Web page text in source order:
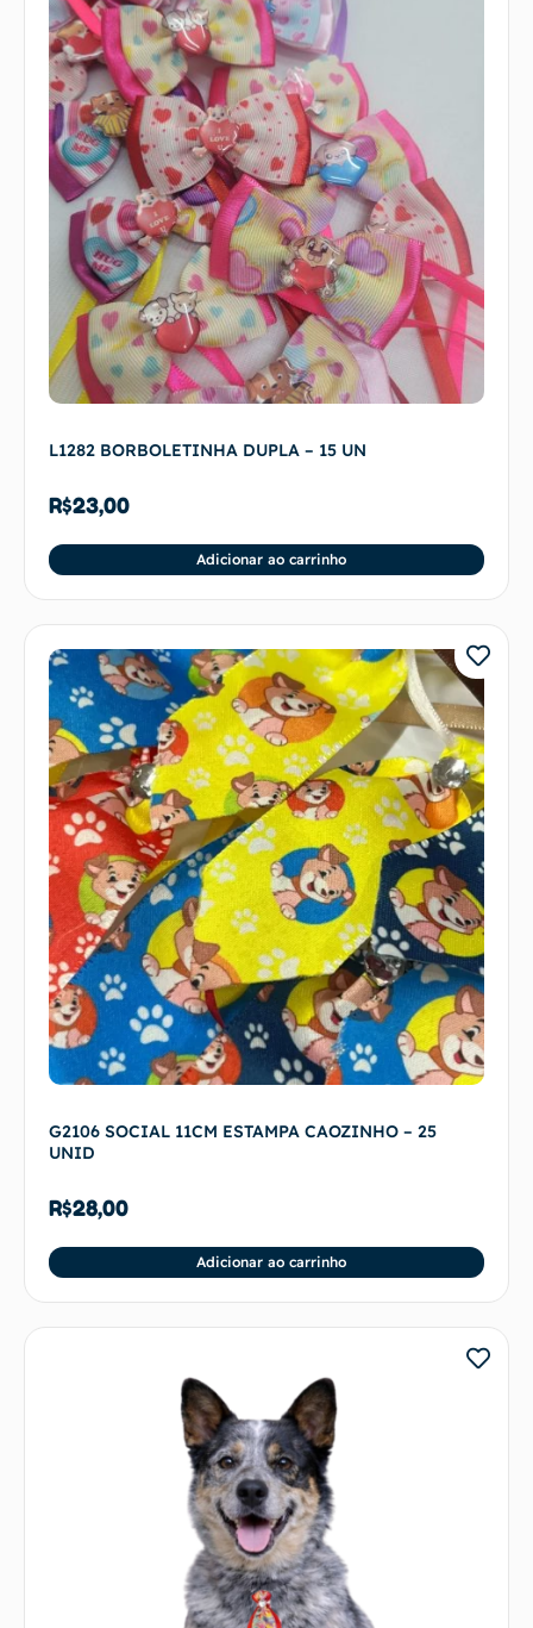
L1282 BORBOLETINHA DUPLA – 15 UN
R$23,00
Adicionar ao carrinho
G2106 SOCIAL 11CM ESTAMPA CAOZINHO – 25
UNID
R$28,00
Adicionar ao carrinho